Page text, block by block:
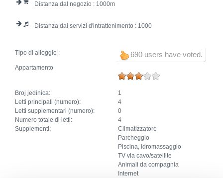
Distanza dal negozio : 1000
Distanza dai servizi d'intrattenimento : 1000
690 users have voted.
Tipo di alloggio :
Appartamento
Broj jedinica:
1
Letti principali (numero):
4
Letti supplementari (numero):
0
Numero totale di letti:
4
Supplementi:
Climatizzatore
Parcheggio
Piscina, Idromassaggio
TV via cavo/satellite
Animali da compagnia
Internet